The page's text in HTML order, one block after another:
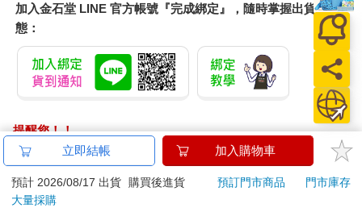
加入金石堂 LINE 官方帳號『完成綁定』，隨時掌握出貨動
態：
提醒您！！
金石堂及銀行均不會請您操作ATM! 如接獲電話要求您前往
ATM提款機，請不要聽從指示，以免受騙上當！
退換貨須知：
立即結帳 加入購物車
預計 2026/08/17 出貨 購買後進貨 預訂門市商品
門市庫存
大量採購